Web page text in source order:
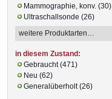
Mammographie, konv. (30)
Ultraschallsonde (26)
in diesem Zustand:
Gebraucht (471)
Neu (62)
Generalüberholt (26)